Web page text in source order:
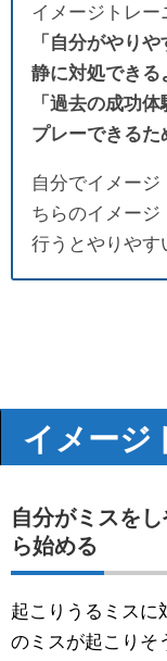
イメージトレー
「自分がやり
静に対処できる
「過去の成功
プレーできるた
自分でイメー
ちらのイメー
行うとやりやす
イメージ
自分がミスを
ら始める
起こりうるミスに
のミスが起こりそ